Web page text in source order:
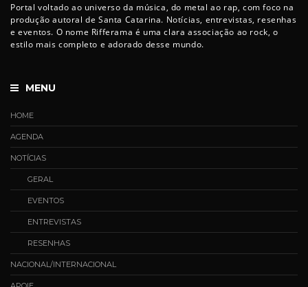
Portal voltado ao universo da música, do metal ao rap, com foco na
produção autoral de Santa Catarina. Notícias, entrevistas, resenhas
e eventos. O nome Rifferama é uma clara associação ao rock, o
estilo mais completo e adorado desse mundo.
MENU
HOME
AGENDA
NOTÍCIAS
GERAL
EVENTOS
ENTREVISTAS
RESENHAS
NACIONAL/INTERNACIONAL